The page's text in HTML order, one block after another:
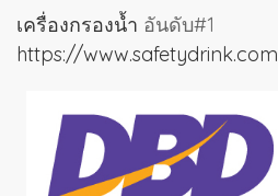
เครื่องกรองน้ำ อันดับ#1
https://www.safetydrink.com